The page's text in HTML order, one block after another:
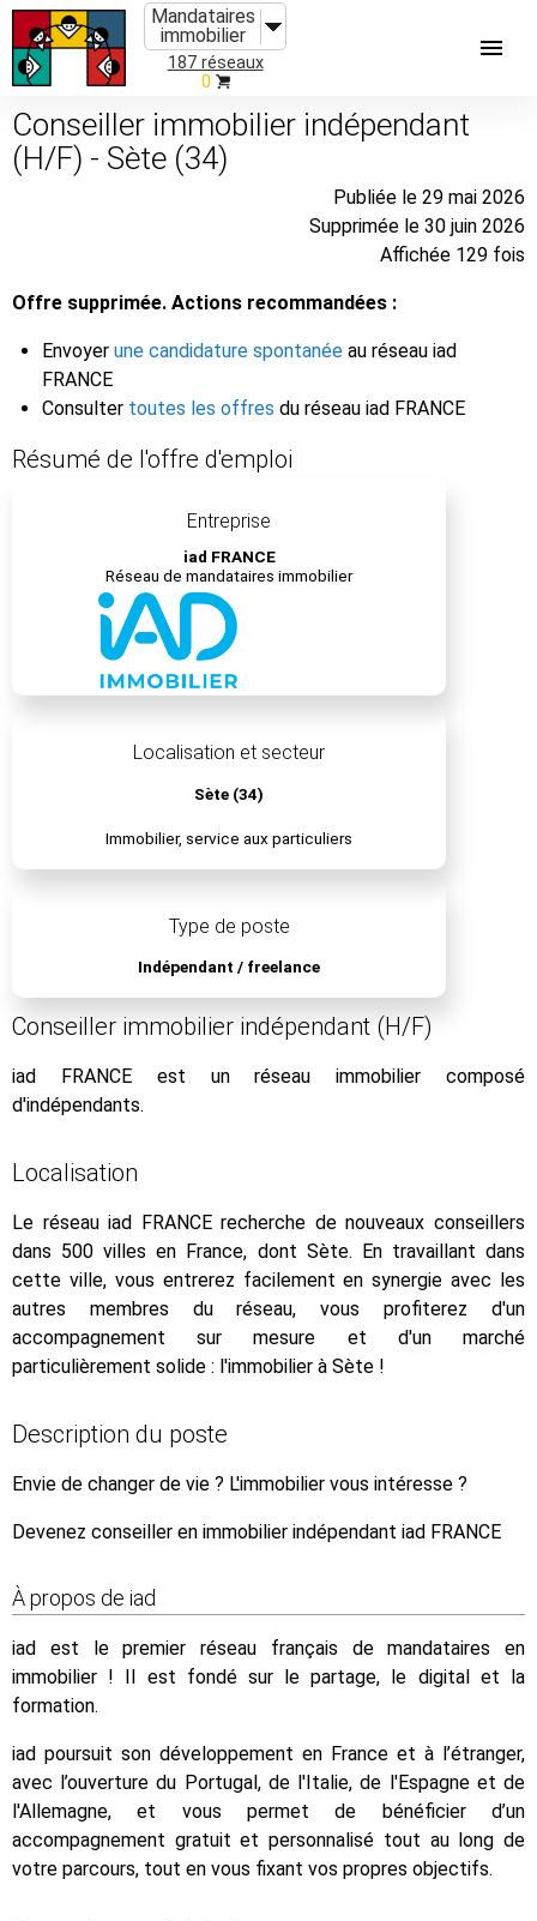
Mandataires
immobilier
187 réseaux
0
Conseiller immobilier indépendant
(H/F) - Sète (34)
Publiée le 29 mai 2026
Supprimée le 30 juin 2026
Affichée 129 fois
Offre supprimée. Actions recommandées :
Envoyer une candidature spontanée au réseau iad
FRANCE
Consulter toutes les offres du réseau iad FRANCE
Résumé de l'offre d'emploi
Entreprise
iad FRANCE
Réseau de mandataires immobilier
Localisation et secteur
Sète (34)
Immobilier, service aux particuliers
Type de poste
Indépendant / freelance
Conseiller immobilier indépendant (H/F)
iad FRANCE est un réseau immobilier composé
d'indépendants.
Localisation
Le réseau iad FRANCE recherche de nouveaux conseillers
dans 500 villes en France, dont Sète. En travaillant dans
cette ville, vous entrerez facilement en synergie avec les
autres membres du réseau, vous profiterez d'un
accompagnement sur mesure et d'un marché
particulièrement solide : l'immobilier à Sète !
Description du poste
Envie de changer de vie ? L'immobilier vous intéresse ?
Devenez conseiller en immobilier indépendant iad FRANCE
À propos de iad
iad est le premier réseau français de mandataires en
immobilier ! Il est fondé sur le partage, le digital et la
formation.
iad poursuit son développement en France et à l’étranger,
avec l’ouverture du Portugal, de l'Italie, de l'Espagne et de
l'Allemagne, et vous permet de bénéficier d’un
accompagnement gratuit et personnalisé tout au long de
votre parcours, tout en vous fixant vos propres objectifs.